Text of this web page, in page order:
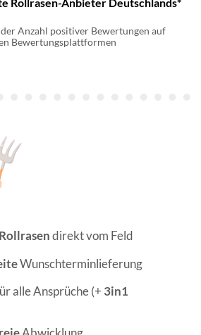
Anzahl positiver Bewertungen auf
Bewertungsplattformen
direkt vom Feld
Wunschterminlieferung
alle Ansprüche (+ 3in1